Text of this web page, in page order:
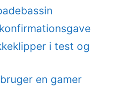
i test og
en gamer